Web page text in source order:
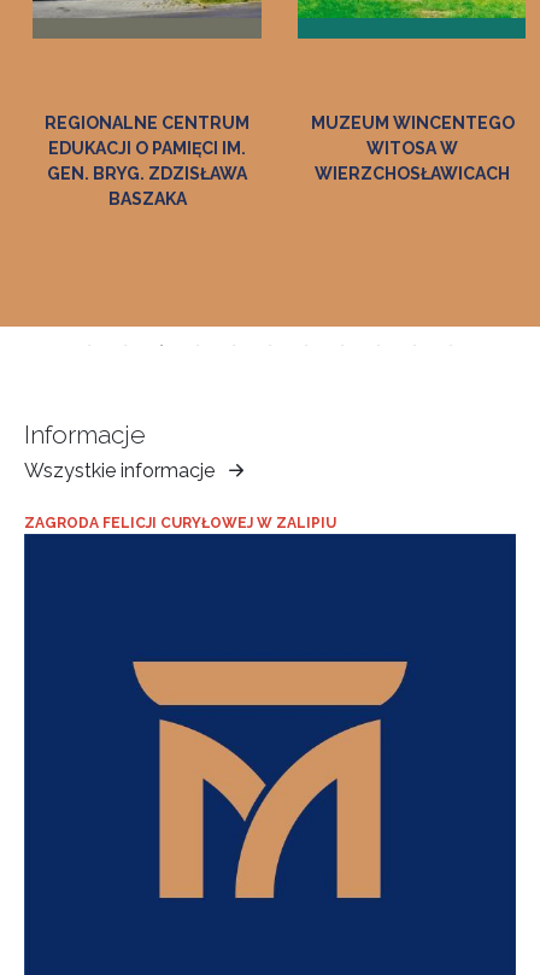
REGIONALNE CENTRUM
EDUKACJI O PAMIĘCI IM.
GEN. BRYG. ZDZISŁAWA
BASZAKA
MUZEUM WINCENTEGO
WITOSA W
WIERZCHOSŁAWICACH
Informacje
Wszystkie informacje
Muzeum
Ziemi
Tarnowskiej
ZAGRODA FELICJI CURYŁOWEJ W ZALIPIU